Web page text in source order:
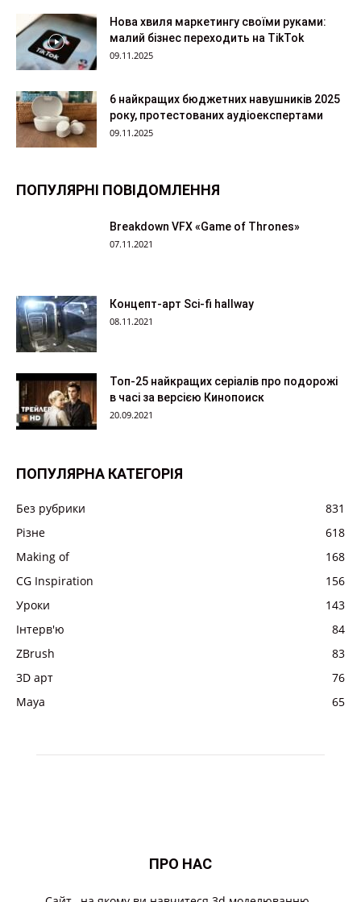
Нова хвиля маркетингу своїми руками:
малий бізнес переходить на TikTok
09.11.2025
6 найкращих бюджетних навушників 2025
року, протестованих аудіоекспертами
09.11.2025
ПОПУЛЯРНІ ПОВІДОМЛЕННЯ
Breakdown VFX «Game of Thrones»
07.11.2021
Концепт-арт Sci-fi hallway
08.11.2021
Топ-25 найкращих серіалів про подорожі
в часі за версією Кинопоиск
20.09.2021
ПОПУЛЯРНА КАТЕГОРІЯ
Без рубрики
831
Різне
618
Making of
168
CG Inspiration
156
Уроки
143
Інтерв'ю
84
ZBrush
83
3D арт
76
Maya
65
ПРО НАС